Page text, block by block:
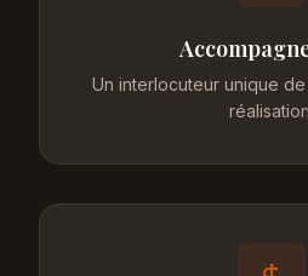
Un interlocuteur unique